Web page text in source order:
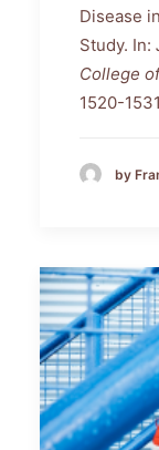
Disease
Study. In:
College
1520-
by